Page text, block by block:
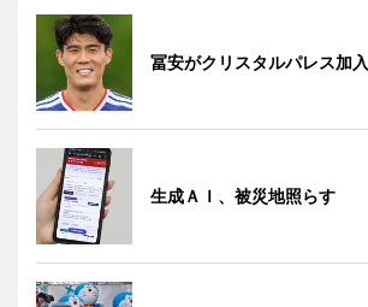
冨安がクリスタルパレス加入
生成ＡＩ、被災地照らす